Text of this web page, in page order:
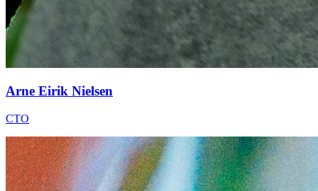
Arne Eirik Nielsen
CTO